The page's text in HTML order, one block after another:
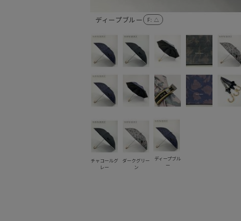
ディープブルー F: △
チャコールグ
レー
ダークグリー
ン
ディープブル
ー